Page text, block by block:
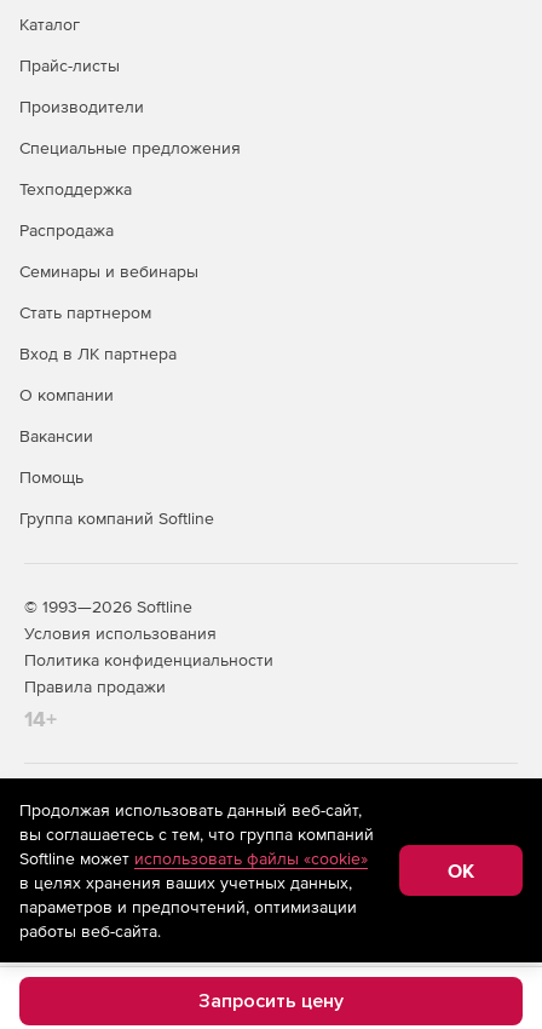
Отчеты сфокусированы, удобны для чтения и могут
XLS, CSV, PDF и HTML.
Управление Office 365
готовыми отчетами Office 365 для управления
Пользователь получает подробную и
сайтов, сайтах, списках, библиотеках документов,
сервера Office 365.
Запросить цену
Каталог
Прайс-листы
Производители
Специальные предложения
Техподдержка
Распродажа
Семинары и вебинары
Стать партнером
Вход в ЛК партнера
О компании
Вакансии
Помощь
Группа компаний Softline
© 1993—2026 Softline
Условия использования
Политика конфиденциальности
Правила продажи
14+
На информационном ресурсе store.softline.ru применяются
рекомендательные технологии
(информационные технологии
предоставления информации на основе сбора,
систематизации и анализа сведений, относящихся к
предпочтениям пользователей сети «Интернет»,
находящихся на территории Российской Федерации)
Продолжая использовать данный веб-сайт,
вы соглашаетесь с тем, что группа компаний
Softline может использовать файлы «cookie»
в целях хранения ваших учетных данных,
параметров и предпочтений, оптимизации
работы веб-сайта.
OK